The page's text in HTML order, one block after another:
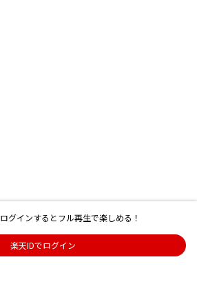
ログインするとフル再生で楽しめる！
楽天IDでログイン